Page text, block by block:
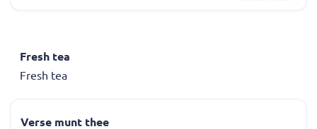
Fresh tea
Fresh tea
Verse munt thee